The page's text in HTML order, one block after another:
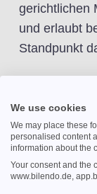
gerichtlichen
und erlaubt
Standpunkt
Als Erstes
ausfüllen
einreichen.
We use cookies
We may place these
personalised content
information about the
Your consent and the
www.bilendo.de,